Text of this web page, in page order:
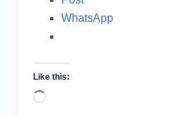
WhatsApp
Like this:
Loading…